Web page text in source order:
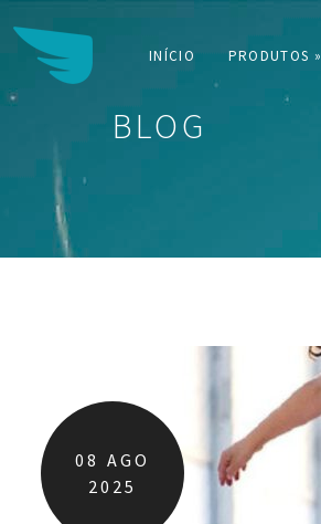
INÍCIO
PRODUTOS »
BLOG
08 AGO
2025
Buscar: